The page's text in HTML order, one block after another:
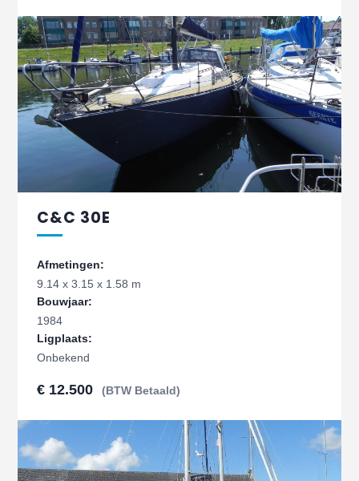
C&C 30E
Afmetingen:
9.14 x 3.15 x 1.58 m
Bouwjaar:
1984
Ligplaats:
Onbekend
€ 12.500 (BTW Betaald)